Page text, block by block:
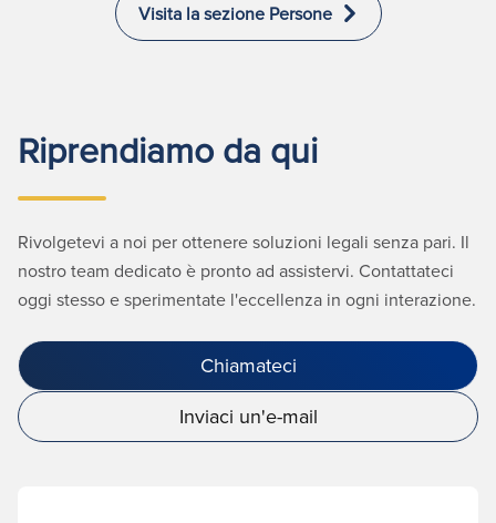
Visita la sezione Persone
Riprendiamo da qui
Rivolgetevi a noi per ottenere soluzioni legali senza pari. Il
nostro team dedicato è pronto ad assistervi. Contattateci
oggi stesso e sperimentate l'eccellenza in ogni interazione.
Chiamateci
Inviaci un'e-mail